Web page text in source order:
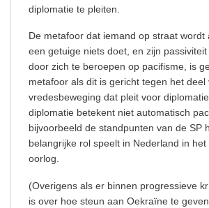
diplomatie te pleiten.
De metafoor dat iemand op straat wordt
een getuige niets doet, en zijn
door zich te beroepen op pacifisme, is
metafoor als dit is gericht tegen het deel
vredesbeweging dat pleit voor
diplomatie betekent niet automatisch
bijvoorbeeld de standpunten van de SP
belangrijke rol speelt in Nederland in
oorlog.
(Overigens als er binnen progressieve
is over hoe steun aan Oekraïne te